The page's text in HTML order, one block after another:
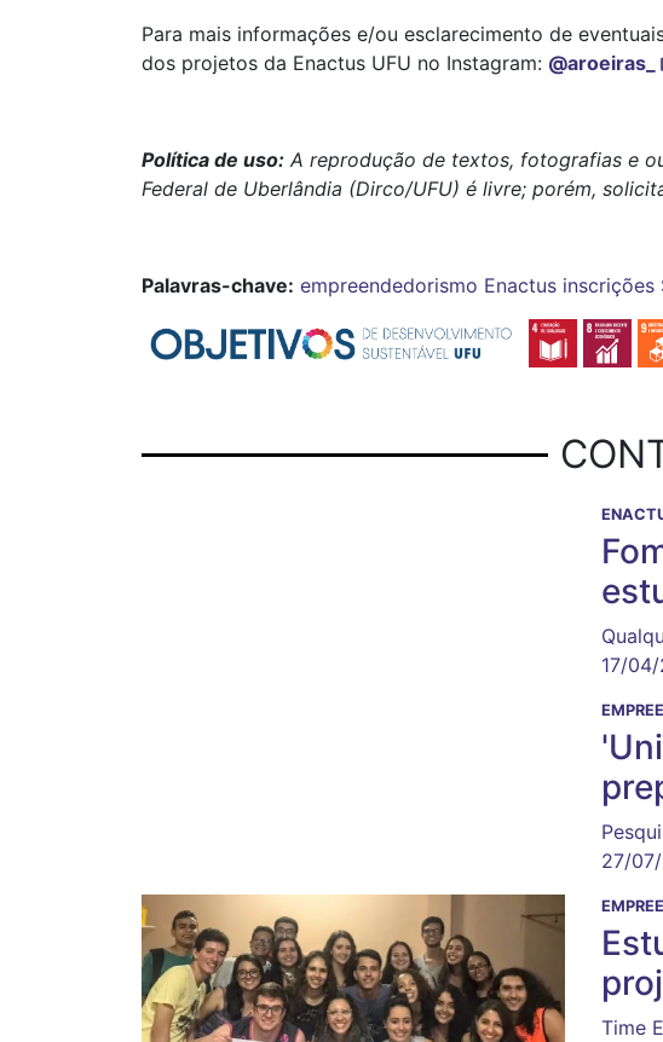
Para mais informações e/ou esclarecimento de
dos projetos da Enactus UFU no Instagram: @aroeiras_
Política de uso: A reprodução de textos, fotografias e
Federal de Uberlândia (Dirco/UFU) é livre; porém,
Palavras-chave: empreendedorismo Enactus inscrições
17/
27/
Time